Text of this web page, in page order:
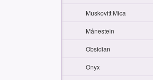
Muskovitt Mica
Månestein
Obsidian
Onyx